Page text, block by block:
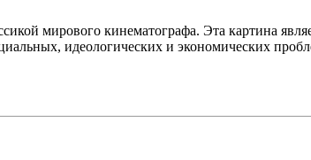
мирового кинематографа. Эта картина
идеологических и экономических